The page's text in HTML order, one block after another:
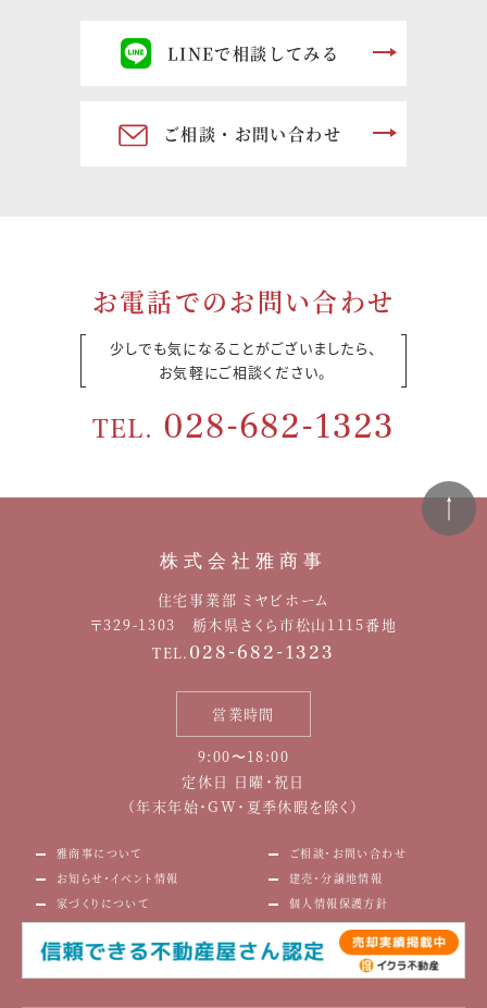
LINEで相談してみる
ご相談・お問い合わせ
お電話でのお問い合わせ
少しでも気になることがございましたら、
お気軽にご相談ください。
TEL. 028-682-1323
株式会社雅商事
住宅事業部 ミヤビホーム
〒329-1303 栃木県さくら市松山1115番地
TEL. 028-682-1323
営業時間
9:00〜18:00
定休日 日曜・祝日
（年末年始・GW・夏季休暇を除く）
雅商事について
ご相談・お問い合わせ
お知らせ・イベント情報
建売・分譲地情報
家づくりについて
個人情報保護方針